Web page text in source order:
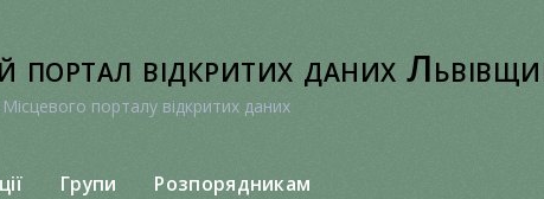
портал відкритих даних
порталу відкритих даних
Групи Розпорядникам